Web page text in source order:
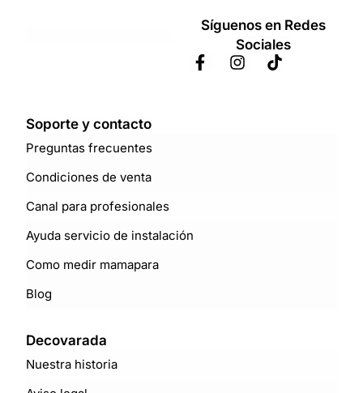
Síguenos en Redes
Sociales
Soporte y contacto
Preguntas frecuentes
Condiciones de venta
Canal para profesionales
Ayuda servicio de instalación
Como medir mamapara
Blog
Decovarada
Nuestra historia